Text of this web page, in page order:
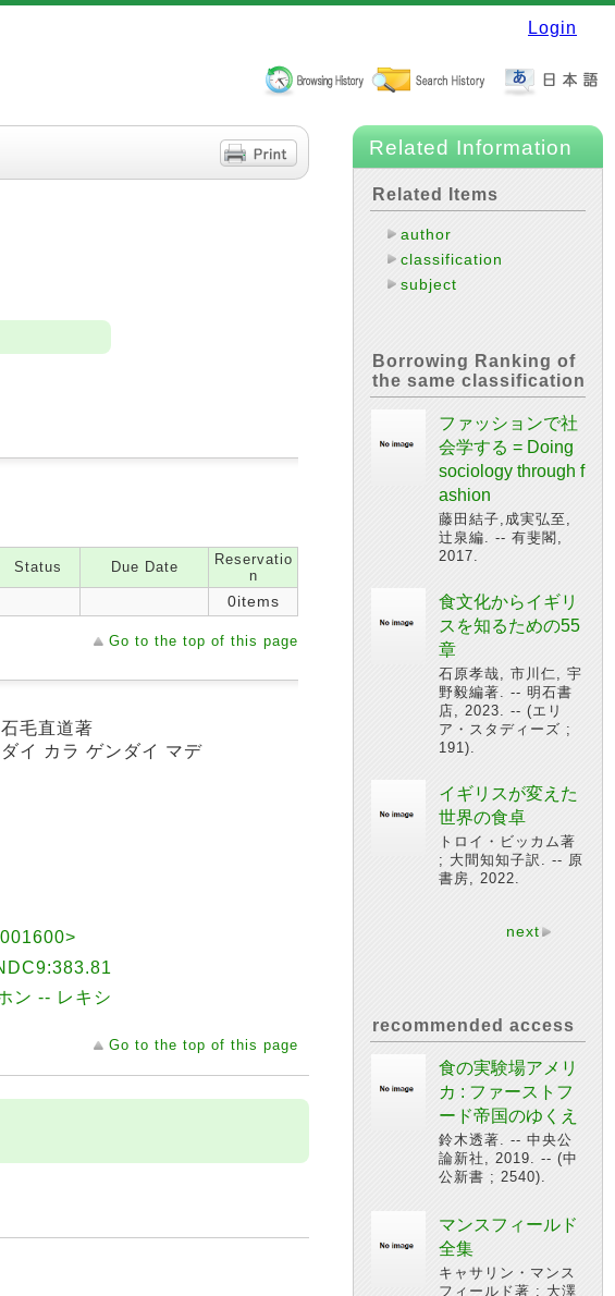
Login
Status Due Date
Reservatio
n
0items
Go to the top of this page
毛直道著
イ カラ ゲンダイ マデ
ン -- レキシ
Go to the top of this page
Related Information
Related Items
author
classification
subject
Borrowing Ranking of
the same classification
ファッションで社
会学する = Doing
sociology through f
ashion
藤田結子,成実弘至,
辻泉編. -- 有斐閣,
2017.
食文化からイギリ
スを知るための55
章
石原孝哉, 市川仁, 宇
野毅編著. -- 明石書
店, 2023. -- (エリ
ア・スタディーズ ;
191).
イギリスが変えた
世界の食卓
トロイ・ビッカム著
; 大間知知子訳. -- 原
書房, 2022.
next
recommended access
食の実験場アメリ
カ : ファーストフ
ード帝国のゆくえ
鈴木透著. -- 中央公
論新社, 2019. -- (中
公新書 ; 2540).
マンスフィールド
全集
キャサリン・マンス
フィールド著 ; 大澤